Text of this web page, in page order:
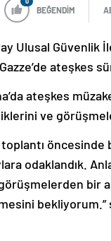
ateşkes
ve
odaklandık.
bir
bekliyorum.”